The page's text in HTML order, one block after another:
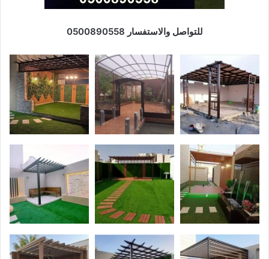
للتواصل والاستفسار 0500890558